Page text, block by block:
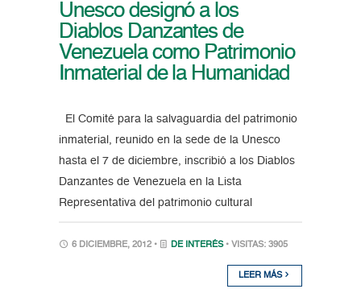
Unesco designó a los
Diablos Danzantes de
Venezuela como Patrimonio
Inmaterial de la Humanidad
El Comité para la salvaguardia del patrimonio
inmaterial, reunido en la sede de la Unesco
hasta el 7 de diciembre, inscribió a los Diablos
Danzantes de Venezuela en la Lista
Representativa del patrimonio cultural
6 DICIEMBRE, 2012 • DE INTERÉS • VISITAS: 3905
LEER MÁS